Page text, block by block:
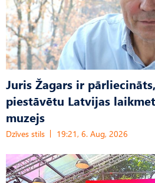
Juris Žagars ir
piestāvētu Latvijas
muzejs
Dzīves stils 19:21, 6. Aug, 2026